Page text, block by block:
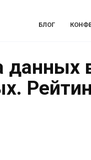
БЛОГ
данных